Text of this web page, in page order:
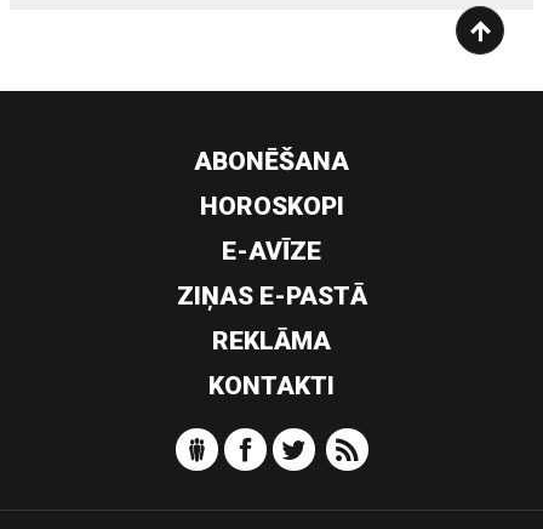
ABONĒŠANA
HOROSKOPI
E-AVĪZE
ZIŅAS E-PASTĀ
REKLĀMA
KONTAKTI